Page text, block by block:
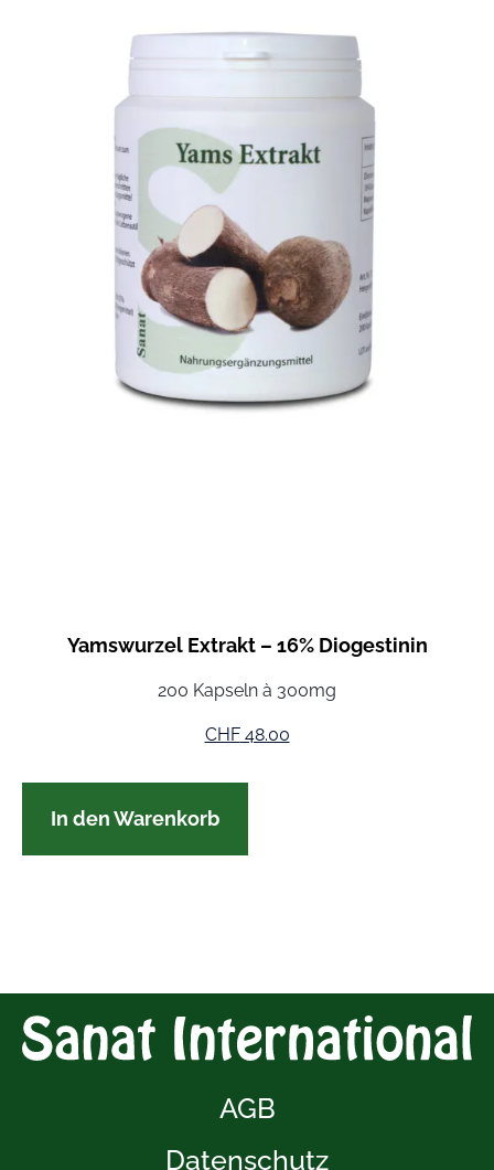
Yamswurzel Extrakt – 16% Diogestinin
200 Kapseln à 300mg
CHF48.00
In den Warenkorb
AGB
Datenschutz